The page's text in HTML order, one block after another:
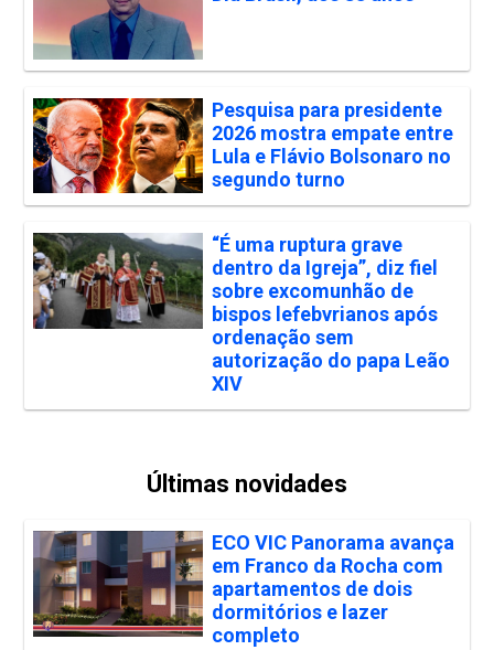
Pesquisa para presidente
2026 mostra empate entre
Lula e Flávio Bolsonaro no
segundo turno
“É uma ruptura grave
dentro da Igreja”, diz fiel
sobre excomunhão de
bispos lefebvrianos após
ordenação sem
autorização do papa Leão
XIV
Últimas novidades
ECO VIC Panorama avança
em Franco da Rocha com
apartamentos de dois
dormitórios e lazer
completo